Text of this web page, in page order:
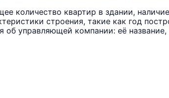
количество квартир в здании,
строения, такие как год
управляющей компании: её